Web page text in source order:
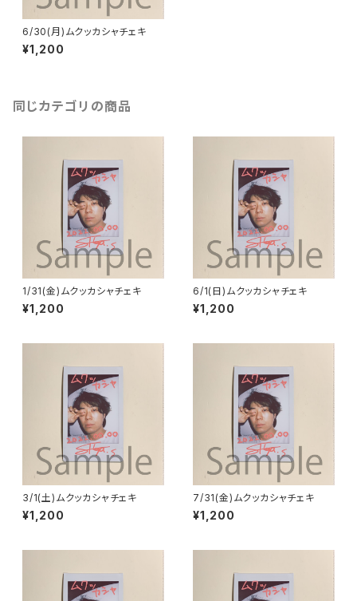
6/30(月)ムクッカシャチェキ
¥1,200
同じカテゴリの商品
1/31(金)ムクッカシャチェキ
¥1,200
6/1(日)ムクッカシャチェキ
¥1,200
3/1(土)ムクッカシャチェキ
¥1,200
7/31(金)ムクッカシャチェキ
¥1,200